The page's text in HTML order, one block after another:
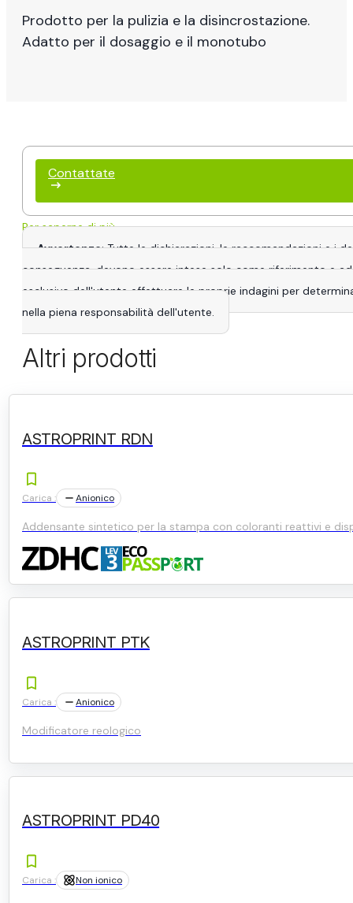
Prodotto per la pulizia e la disincrostazione.
Adatto per il dosaggio e il monotubo
Per saperne di più
Avvertenze: Tutte le dichiarazioni, le raccomandazioni e i
conseguenza, devono essere intese solo come riferimento e
esclusivo dell'utente effettuare le proprie indagini per
nella piena responsabilità dell'utente.
Contattate
Altri prodotti
ASTROPRINT RDN
Carica : Anionico
Addensante sintetico per la stampa con coloranti reattivi e
ASTROPRINT PTK
Carica : Anionico
Modificatore reologico
ASTROPRINT PD40
Carica : Non ionico